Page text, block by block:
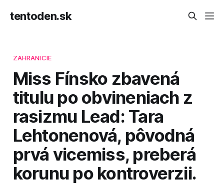
tentoden.sk
ZAHRANICIE
Miss Fínsko zbavená
titulu po obvineniach z
rasizmu Lead: Tara
Lehtonenová, pôvodná
prvá vicemiss, preberá
korunu po kontroverzii.